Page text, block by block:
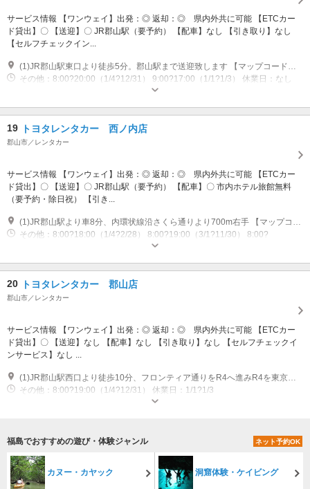
サービス情報 【ワンウェイ】出発：◎ 返却：◎ 県内外共に可能 【ETCカー
ド貸出】〇 【送迎】〇 JR郡山駅（要予約） 【配車】なし 【引き取り】なし
【セルフチェックイン...
(1)JR郡山駅東口より徒歩5分。郡山駅まで送迎致します 【マップコード】61827018*05
その他：8:00?20:00（1/4?12/31） 9:00?17:00（1/1?1/3） 休業日：なし
19 トヨタレンタカー 西ノ内店
郡山市／レンタカー
サービス情報 【ワンウェイ】出発：◎ 返却：◎ 県内外共に可能 【ETCカー
ド貸出】〇 【送迎】〇 JR郡山駅（要予約） 【配車】〇 市内ホテル旅館無料
（要予約・除日祝） 【引き...
(1)JR郡山駅より車8分、内環状線沿さくら通りより700m右手 【マップコード】61853415*63
その他：8:00?18:00（1/4?2/28） 8:00?19:00（3/1?11/30） 8:00?
18:00（12/1?12/31） 休業日：1/1?1/3
20 トヨタレンタカー 郡山店
郡山市／レンタカー
サービス情報 【ワンウェイ】出発：◎ 返却：◎ 県内外共に可能 【ETCカー
ド貸出】〇 【送迎】なし 【配車】なし 【引き取り】なし 【セルフチェックイ
ンサービス】なし ...
(1)JR郡山駅西口より徒歩10分、フロンティア通りをR4へ進みR4を東京方面へ左折し150m先左手 【マップコード】61796848*00
その他：8:00?19:00（1/4?12/31） 休業日：1/1?1/3
福島でおすすめの遊び・体験ジャンル ネット予約OK
カヌー・カヤック 洞窟体験・ケイビング